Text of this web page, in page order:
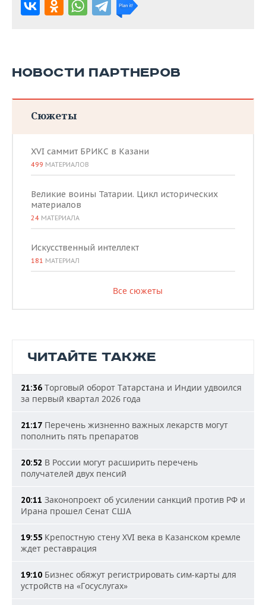
НОВОСТИ ПАРТНЕРОВ
Сюжеты
XVI саммит БРИКС в Казани
499 МАТЕРИАЛОВ
Великие воины Татарии. Цикл исторических
материалов
24 МАТЕРИАЛА
Искусственный интеллект
181 МАТЕРИАЛ
Все сюжеты
ЧИТАЙТЕ ТАКЖЕ
21:36 Торговый оборот Татарстана и Индии удвоился
за первый квартал 2026 года
21:17 Перечень жизненно важных лекарств могут
пополнить пять препаратов
20:52 В России могут расширить перечень
получателей двух пенсий
20:11 Законопроект об усилении санкций против РФ и
Ирана прошел Сенат США
19:55 Крепостную стену XVI века в Казанском кремле
ждет реставрация
19:10 Бизнес обяжут регистрировать сим-карты для
устройств на «Госуслугах»